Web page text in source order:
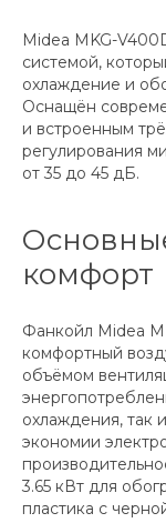
Midea MKG-
системой,
охлаждение и
Оснащён
и встроенным
регулирования
от 35 до 45 дБ.
комфорт
Фанкойл Midea
комфортный
объёмом
охлаждения, так
экономии
3.65 кВт для
пластика с